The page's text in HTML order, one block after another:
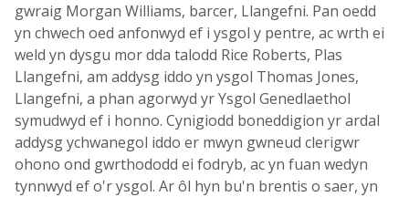
gwraig Morgan Williams, barcer, Llangefni. Pan oedd
yn chwech oed anfonwyd ef i ysgol y pentre, ac wrth ei
weld yn dysgu mor dda talodd Rice Roberts, Plas
Llangefni, am addysg iddo yn ysgol Thomas Jones,
Llangefni, a phan agorwyd yr Ysgol Genedlaethol
symudwyd ef i honno. Cynigiodd boneddigion yr ardal
addysg ychwanegol iddo er mwyn gwneud clerigwr
ohono ond gwrthododd ei fodryb, ac yn fuan wedyn
tynnwyd ef o'r ysgol. Ar ôl hyn bu'n brentis o saer, yn